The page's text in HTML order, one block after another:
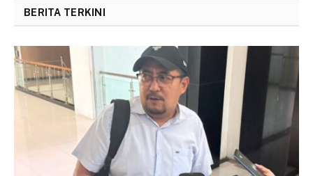
BERITA TERKINI